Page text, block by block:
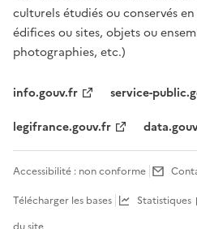
culturels étudiés ou conservés
édifices ou sites, objets ou
photographies, etc.)
info.gouv.fr
service-
legifrance.gouv.fr
Accessibilité : non conforme
Télécharger les bases
Statistiques